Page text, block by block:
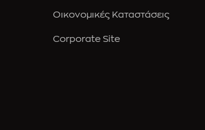
Οικονομικές Καταστάσεις
Corporate Site